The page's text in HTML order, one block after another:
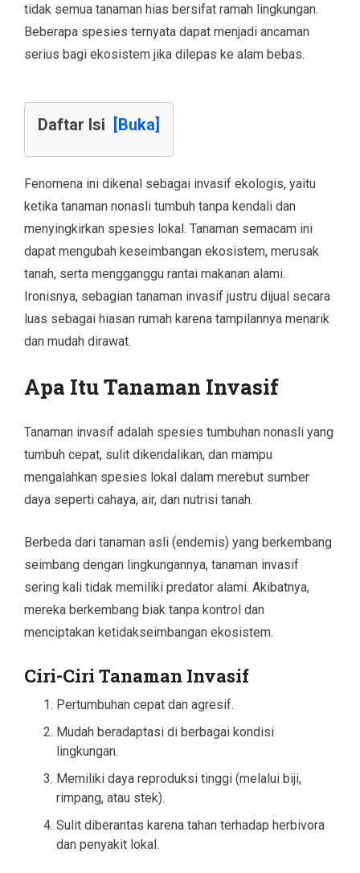
tidak semua tanaman hias bersifat ramah lingkungan.
Beberapa spesies ternyata dapat menjadi ancaman
serius bagi ekosistem jika dilepas ke alam bebas.
Daftar Isi [Buka]
Fenomena ini dikenal sebagai invasif ekologis, yaitu
ketika tanaman nonasli tumbuh tanpa kendali dan
menyingkirkan spesies lokal. Tanaman semacam ini
dapat mengubah keseimbangan ekosistem, merusak
tanah, serta mengganggu rantai makanan alami.
Ironisnya, sebagian tanaman invasif justru dijual secara
luas sebagai hiasan rumah karena tampilannya menarik
dan mudah dirawat.
Apa Itu Tanaman Invasif
Tanaman invasif adalah spesies tumbuhan nonasli yang
tumbuh cepat, sulit dikendalikan, dan mampu
mengalahkan spesies lokal dalam merebut sumber
daya seperti cahaya, air, dan nutrisi tanah.
Berbeda dari tanaman asli (endemis) yang berkembang
seimbang dengan lingkungannya, tanaman invasif
sering kali tidak memiliki predator alami. Akibatnya,
mereka berkembang biak tanpa kontrol dan
menciptakan ketidakseimbangan ekosistem.
Ciri-Ciri Tanaman Invasif
Pertumbuhan cepat dan agresif.
Mudah beradaptasi di berbagai kondisi
lingkungan.
Memiliki daya reproduksi tinggi (melalui biji,
rimpang, atau stek).
Sulit diberantas karena tahan terhadap herbivora
dan penyakit lokal.